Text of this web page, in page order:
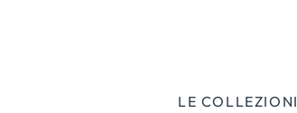
LE COLLEZIONI